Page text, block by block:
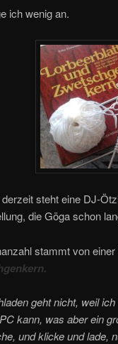
ich wenig an.
steht eine DJ-
die Göga schon
stammt von
geht nicht, weil
kann, was aber ein
und klicke und lade,